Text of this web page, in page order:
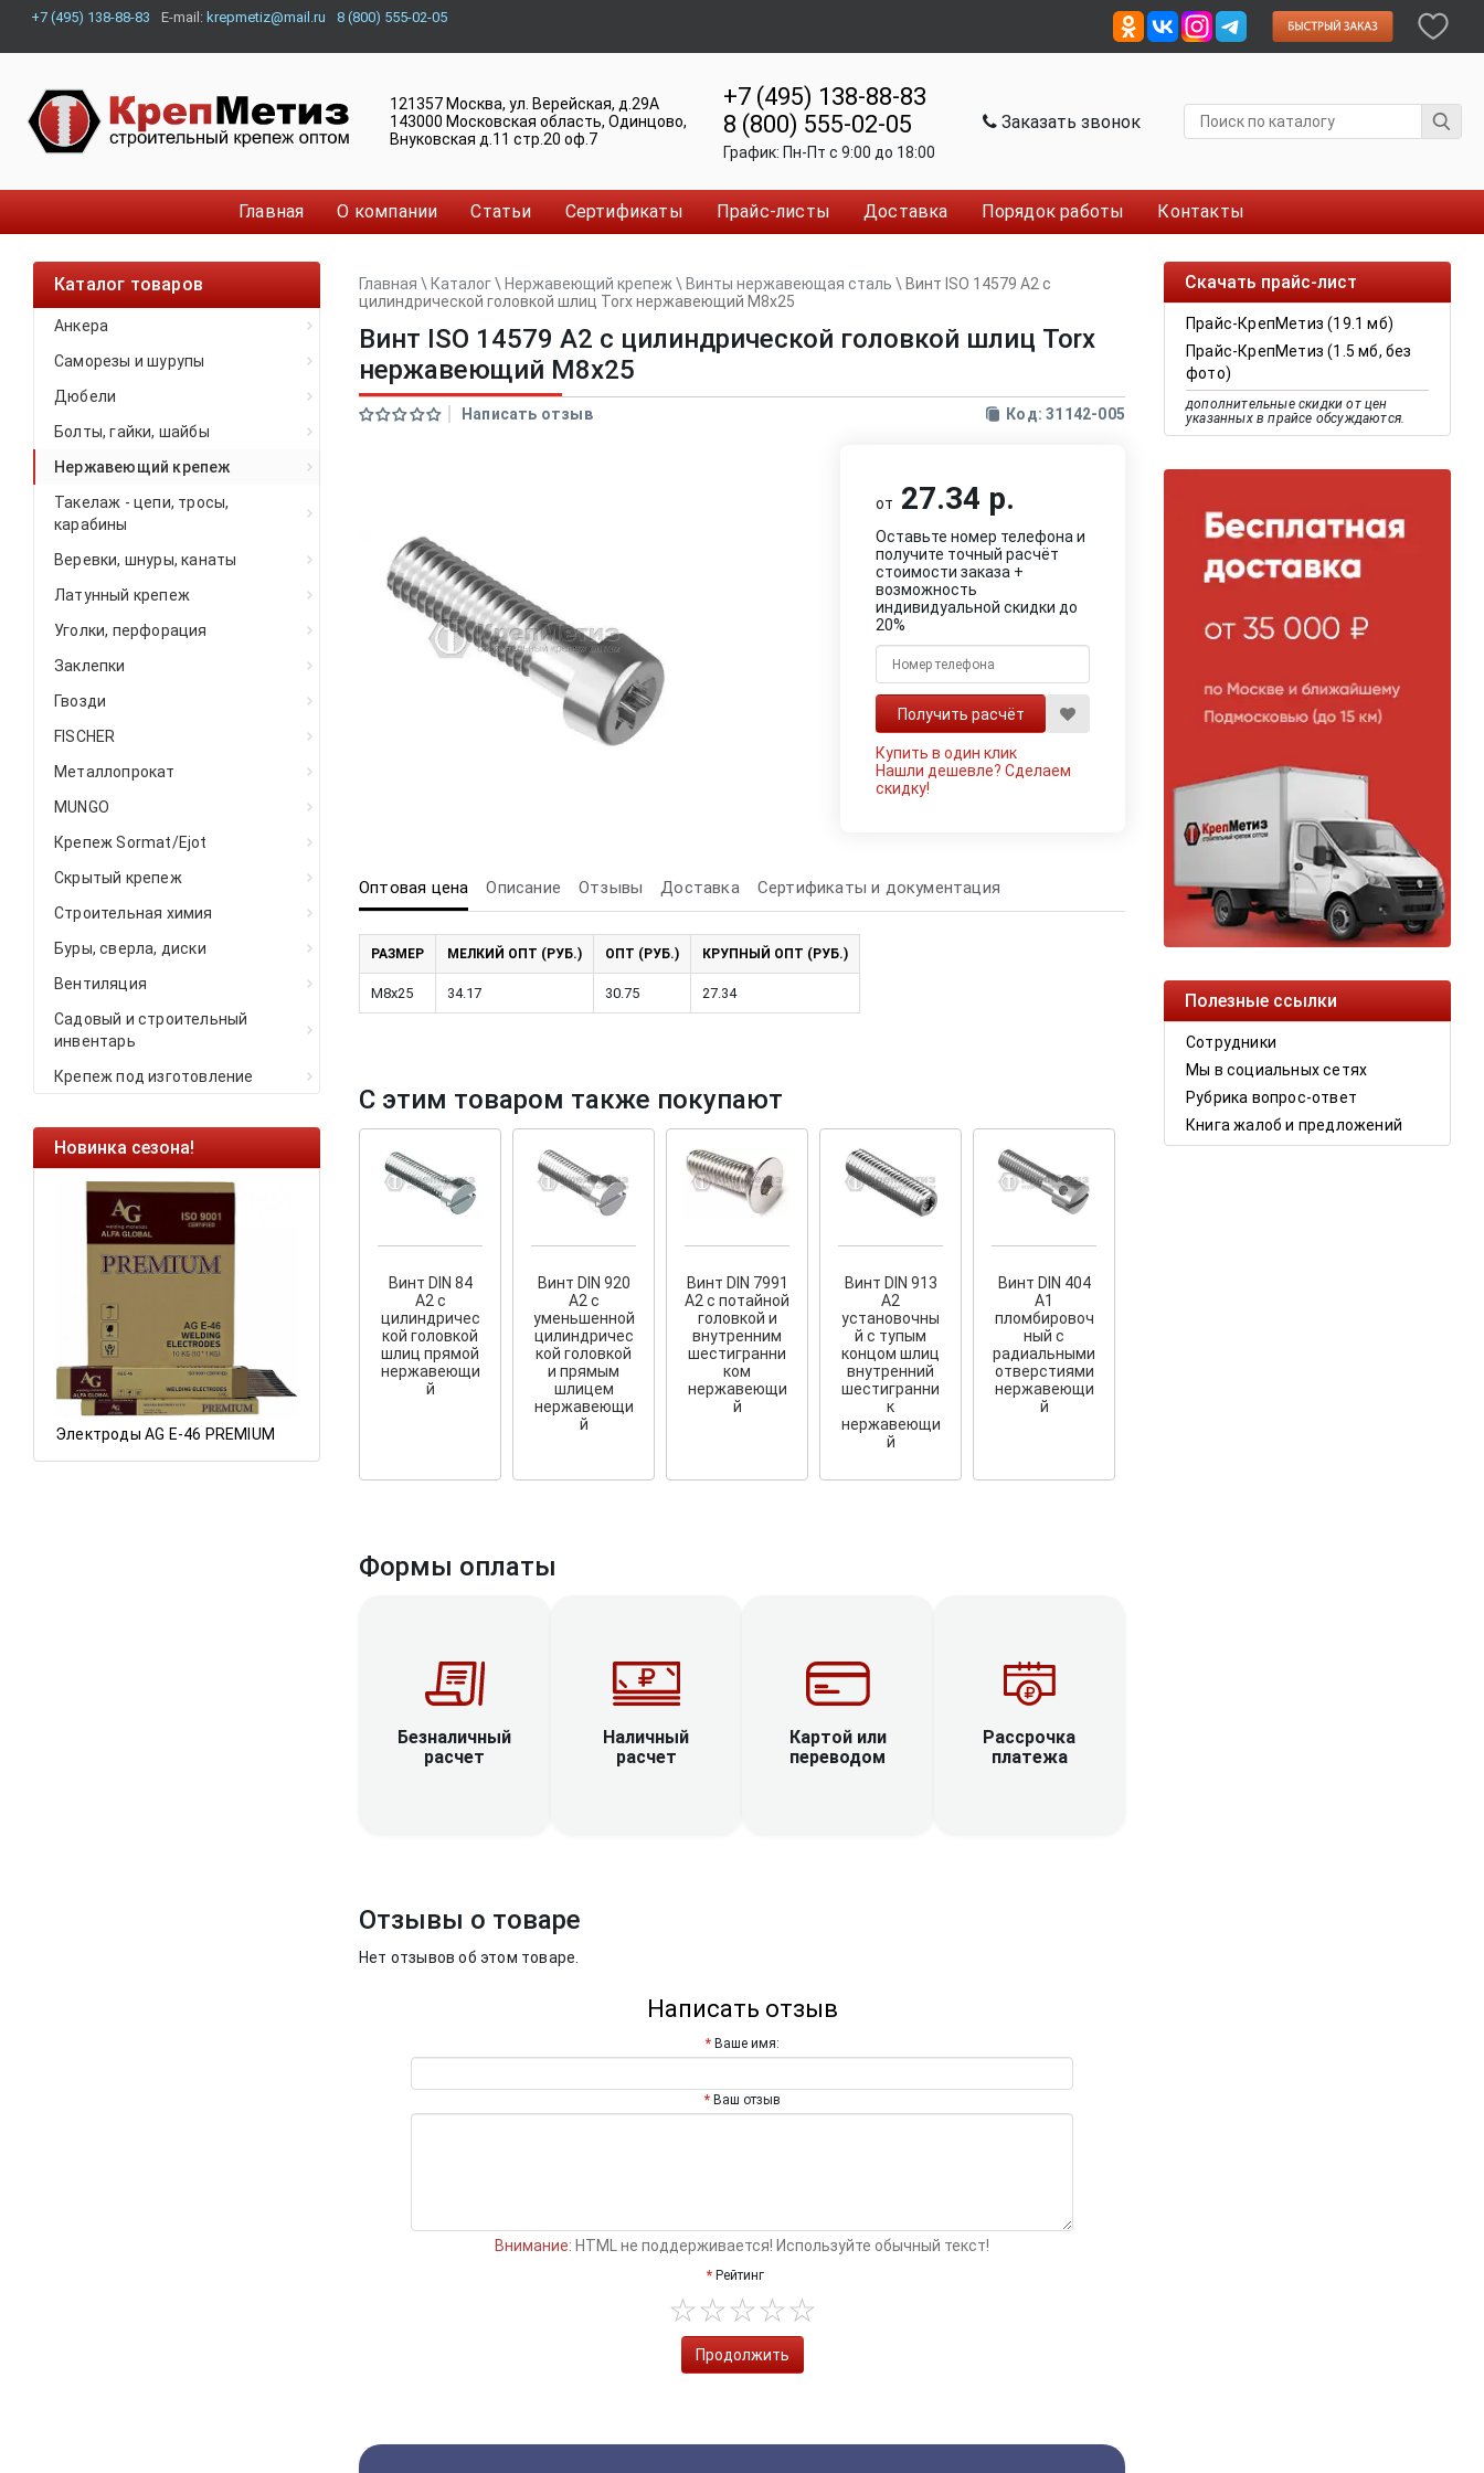
+7 (495) 138-88-83 E-mail: krepmetiz@mail.ru 8 (800) 555-02-05
121357 Москва, ул. Верейская, д.29А
143000 Московская область, Одинцово,
Внуковская д.11 стр.20 оф.7
+7 (495) 138-88-83
8 (800) 555-02-05
График: Пн-Пт c 9:00 до 18:00
Заказать звонок
Главная О компании Статьи Сертификаты Прайс-листы Доставка Порядок работы Контакты
Каталог товаров
Анкера
Саморезы и шурупы
Дюбели
Болты, гайки, шайбы
Нержавеющий крепеж
Такелаж - цепи, тросы,
карабины
Веревки, шнуры, канаты
Латунный крепеж
Уголки, перфорация
Заклепки
Гвозди
FISCHER
Металлопрокат
MUNGO
Крепеж Sormat/Ejot
Скрытый крепеж
Строительная химия
Буры, сверла, диски
Вентиляция
Садовый и строительный
инвентарь
Крепеж под изготовление
Новинка сезона!
Электроды AG E-46 PREMIUM
Ликвидация остатков!
Саморезы кровельные HKR-R
HARPOON EURO
остатков по ценам 2020 года!
Cкрытый крепеж
Крепление террас и фасадов
и фасадов.
Скачать прайс-лист
Прайс-КрепМетиз (19.1 мб)
Прайс-КрепМетиз (1.5 мб, без
фото)
дополнительные скидки от цен
указанных в прайсе обсуждаются.
Полезные ссылки
Сотрудники
Мы в социальных сетях
Рубрика вопрос-ответ
Книга жалоб и предложений
Главная \ Каталог\ Нержавеющий крепеж \ Винты нержавеющая сталь \ Винт ISO 14579 А2 с
цилиндрической головкой шлиц Torx нержавеющий M8x25
Винт ISO 14579 А2 с цилиндрической головкой шлиц Torx
нержавеющий M8x25
Написать отзыв Код: 31142-005
от 27.34 р.
Оставьте номер телефона и
получите точный расчёт
стоимости заказа +
возможность
индивидуальной скидки до
20%
Купить в один клик
Нашли дешевле?Сделаем
скидку!
Оптовая цена Описание Отзывы Доставка Сертификаты и документация
РАЗМЕР МЕЛКИЙ ОПТ (РУБ.) ОПТ (РУБ.) КРУПНЫЙ ОПТ (РУБ.)
M8x25 34.17 30.75 27.34
С этим товаром также покупают
Винт DIN 84
А2 с
цилиндричес
кой головкой
шлиц прямой
нержавеющи
й
Винт DIN 920
А2 с
уменьшенной
цилиндричес
кой головкой
и прямым
шлицем
нержавеющи
й
Винт DIN 7991
A2 с потайной
головкой и
внутренним
шестигранни
ком
нержавеющи
й
Винт DIN 913
А2
установочны
й с тупым
концом шлиц
внутренний
шестигранни
к
нержавеющи
й
Винт DIN 404
A1
пломбировоч
ный с
радиальными
отверстиями
нержавеющи
й
Формы оплаты
Безналичный
расчет
Наличный
расчет
Картой или
переводом
Рассрочка
платежа
Отзывы о товаре
Нет отзывов об этом товаре.
Написать отзыв
Ваше имя:
Ваш отзыв
Внимание: HTML не поддерживается! Используйте обычный текст!
Рейтинг
Продолжить